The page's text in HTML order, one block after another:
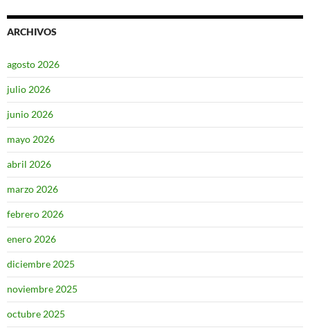
ARCHIVOS
agosto 2026
julio 2026
junio 2026
mayo 2026
abril 2026
marzo 2026
febrero 2026
enero 2026
diciembre 2025
noviembre 2025
octubre 2025